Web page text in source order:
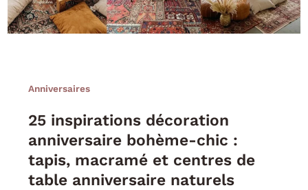
Anniversaires
25 inspirations décoration
anniversaire bohème-chic :
tapis, macramé et centres de
table anniversaire naturels